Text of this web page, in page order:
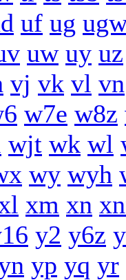
uf ug
uw uy uz
vj vk vl vn
w7e w8z
wjt wk wl
wy wyh
xm xn
y2 y6z
yp yq yr